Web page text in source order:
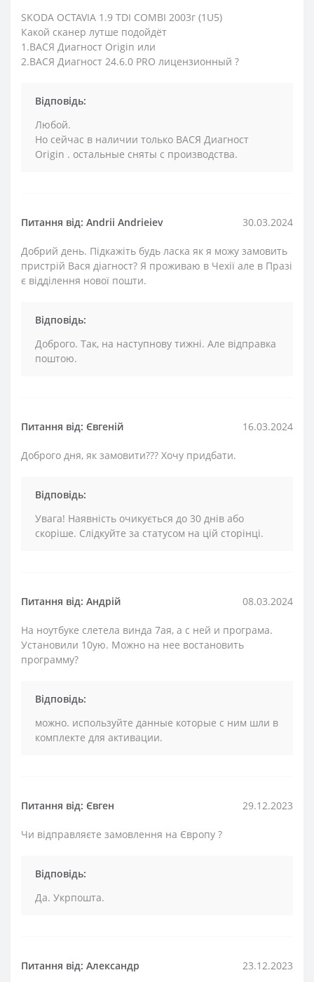
SKODA OCTAVIA 1.9 TDI COMBI 2003г (1U5)
Какой сканер лутше подойдёт
1.ВАСЯ Диагност Origin или
2.ВАСЯ Диагност 24.6.0 PRO лицензионный ?
Відповідь:
Любой.
Но сейчас в наличии только ВАСЯ Диагност
Origin . остальные сняты с производства.
Питання від: Andrii Andrieiev 30.03.2024
Добрий день. Підкажіть будь ласка як я можу замовить
пристрій Вася діагност? Я проживаю в Чехії але в Празі
є відділення нової пошти.
Відповідь:
Доброго. Так, на наступнову тижні. Але відправка
поштою.
Питання від: Євгеній 16.03.2024
Доброго дня, як замовити??? Хочу придбати.
Відповідь:
Увага! Наявність очикується до 30 днів або
скоріше. Слідкуйте за статусом на цій сторінці.
Питання від: Андрій 08.03.2024
На ноутбуке слетела винда 7ая, а с ней и програма.
Установили 10ую. Можно на нее востановить
программу?
Відповідь:
можно. используйте данные которые с ним шли в
комплекте для активации.
Питання від: Євген 29.12.2023
Чи відправляєте замовлення на Європу ?
Відповідь:
Да. Укрпошта.
Питання від: Александр 23.12.2023